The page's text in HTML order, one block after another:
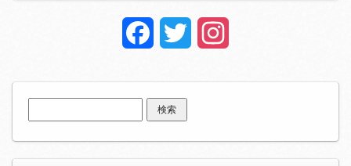
FacebookTwitter
索: